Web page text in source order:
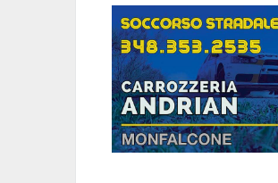
o
k
p